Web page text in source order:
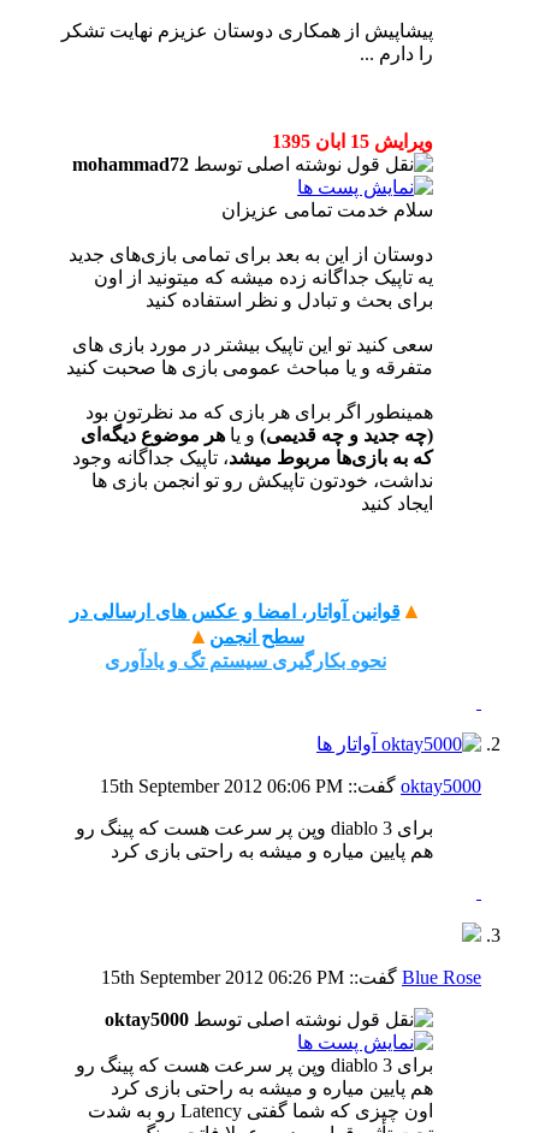
پیشاپیش از همکاری دوستان عزیزم نهایت تشکر
را دارم ...
ویرایش 15 ابان 1395
نوشته اصلی توسط mohammad72
سلام خدمت تمامی عزیزان
دوستان از این به بعد برای تمامی بازی‌های جدید
یه تاپیک جداگانه زده میشه که میتونید از اون
برای بحث و تبادل و نظر استفاده کنید
سعی کنید تو این تاپیک بیشتر در مورد بازی های
متفرقه و یا مباحث عمومی بازی ها صحبت کنید
همینطور اگر برای هر بازی که مد نظرتون بود
(چه جدید و چه قدیمی) و یا هر موضوع دیگه‌ای
که به بازی‌ها مربوط میشد، تاپیک جداگانه وجود
نداشت، خودتون تاپیکش رو تو انجمن بازی ها
ایجاد کنید
▲قوانین آواتار، امضا و عکس های ارسالی در
سطح انجمن ▲
نحوه بکارگیری سیستم تگ و یادآوری
oktay5000 گفت:: 15th September 2012 06:06 PM
برای diablo 3 وپن پر سرعت هست که پینگ رو
هم پایین میاره و میشه به راحتی بازی کرد
Blue Rose گفت:: 15th September 2012 06:26 PM
نوشته اصلی توسط oktay5000
برای diablo 3 وپن پر سرعت هست که پینگ رو
هم پایین میاره و میشه به راحتی بازی کرد
اون چیزی که شما گفتی Latency رو به شدت